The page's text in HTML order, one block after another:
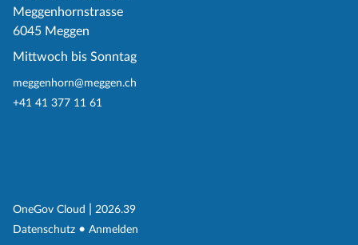
Meggenhornstrasse
6045 Meggen
Mittwoch bis Sonntag
meggenhorn@meggen.ch
+41 41 377 11 61
OneGov Cloud (External Link)
2026.39
Datenschutz (External Link)
Anmelden